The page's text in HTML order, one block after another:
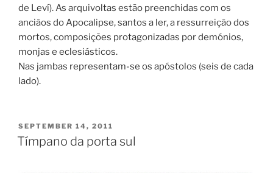
de Leví). As arquivoltas estão preenchidas com os
anciãos do Apocalipse, santos a ler, a ressurreição dos
mortos, composições protagonizadas por demónios,
monjas e eclesiásticos.
Nas jambas representam-se os apóstolos (seis de cada
lado).
POSTED
ON
SEPTEMBER 14, 2011
Tímpano da porta sul